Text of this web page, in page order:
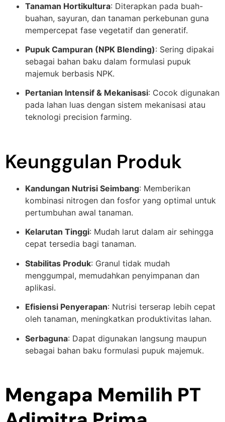
Tanaman Hortikultura: Diterapkan pada buah-
buahan, sayuran, dan tanaman perkebunan guna
mempercepat fase vegetatif dan generatif.
Pupuk Campuran (NPK Blending): Sering dipakai
sebagai bahan baku dalam formulasi pupuk
majemuk berbasis NPK.
Pertanian Intensif & Mekanisasi: Cocok digunakan
pada lahan luas dengan sistem mekanisasi atau
teknologi precision farming.
Keunggulan Produk
Kandungan Nutrisi Seimbang: Memberikan
kombinasi nitrogen dan fosfor yang optimal untuk
pertumbuhan awal tanaman.
Kelarutan Tinggi: Mudah larut dalam air sehingga
cepat tersedia bagi tanaman.
Stabilitas Produk: Granul tidak mudah
menggumpal, memudahkan penyimpanan dan
aplikasi.
Efisiensi Penyerapan: Nutrisi terserap lebih cepat
oleh tanaman, meningkatkan produktivitas lahan.
Serbaguna: Dapat digunakan langsung maupun
sebagai bahan baku formulasi pupuk majemuk.
Mengapa Memilih PT